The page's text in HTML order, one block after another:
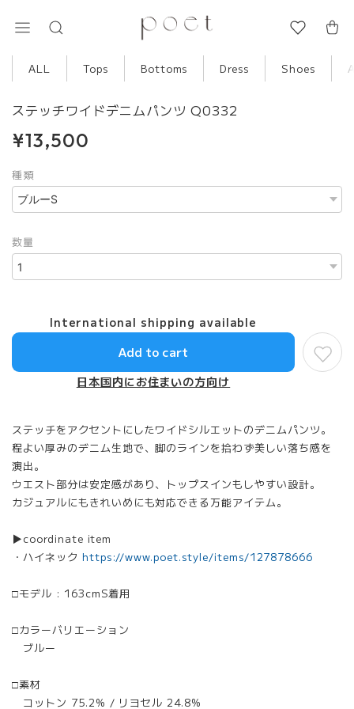
ALL Tops Bottoms Dress Shoes
ステッチワイドデニムパンツ Q0332
¥13,500
種類
数量
International shipping available
Add to cart
日本国内にお住まいの方向け
ステッチをアクセントにしたワイドシルエットのデニムパンツ。
程よい厚みのデニム生地で、脚のラインを拾わず美しい落ち感を
演出。
ウエスト部分は安定感があり、トップスインもしやすい設計。
カジュアルにもきれいめにも対応できる万能アイテム。
▶︎coordinate item
・ハイネック https://www.poet.style/items/127878666
□モデル : 163cmS着用
□カラーバリエーション
ブルー
□素材
コットン 75.2% / リヨセル 24.8%